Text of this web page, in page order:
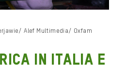
Alef Multimedia/ Oxfam
in Italia e